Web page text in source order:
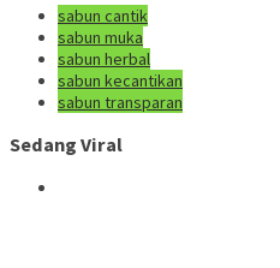
sabun cantik
sabun muka
sabun herbal
sabun kecantikan
sabun transparan
Sedang Viral